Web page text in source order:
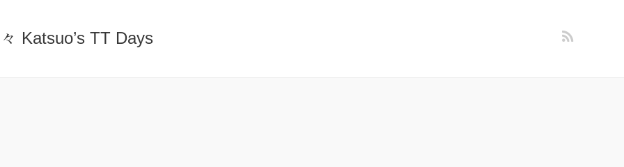
Katsuo’s TT Days